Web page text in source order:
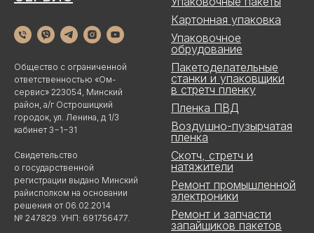
Общество с ограниченной
ответственностью «Ом-
сервис» 223054, Минский
район, а/г Острошицкий
городок, ул. Ленина, д 1/3
кабинет 3−1−31
Свидетельство
о государственной
регистрации выдано Минский
райисполком на основании
решения от 06.02.2014
№ 247829. УНП: 691756477.
Картонная упаковка
Упаковочное
обрудование
Пакетоделательные
станки и упаковщики
в стретч пленку
Пленка ПВД
Воздушно-пузырчатая
пленка
Скотч, стретч и
натяжители
Ремонт промышленной
электроники
Ремонт и запчасти
запайщиков пакетов